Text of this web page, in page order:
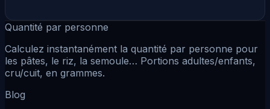
Quantité par personne
Calculez instantanément la quantité par personne pour
les pâtes, le riz, la semoule… Portions adultes/enfants,
cru/cuit, en grammes.
Blog